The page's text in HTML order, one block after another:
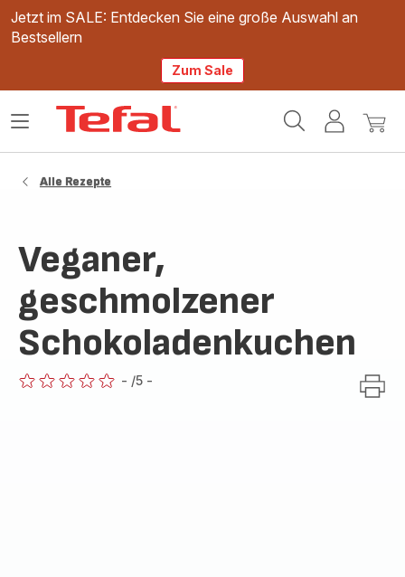
Jetzt im SALE: Entdecken Sie eine große Auswahl an
Bestsellern
Zum Sale
Mein
Mein
Das
Alle Rezepte
Veganer,
geschmolzener
Schokoladenkuchen
- /5 -